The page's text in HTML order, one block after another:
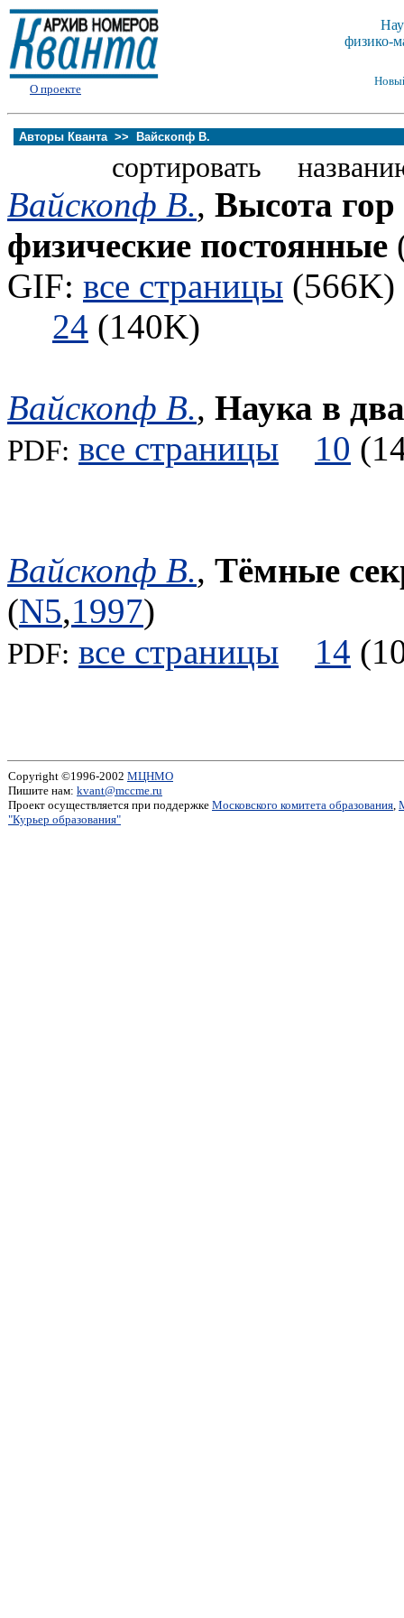
О проекте
физико-
Авторы Кванта >> Вайскопф В.
сортировать
Вайскопф В., Высота
физические постоянные
GIF: все страницы
24 (140K)
Вайскопф В., Наука в
PDF: все страницы 10
Вайскопф В., Тёмные
(N5,1997)
PDF: все страницы 14
Copyright ©1996-2002 МЦНМО
Пишите нам: kvant@mccme.ru
Проект осуществляется при поддержке Московского комитета образования,
"Курьер образования"